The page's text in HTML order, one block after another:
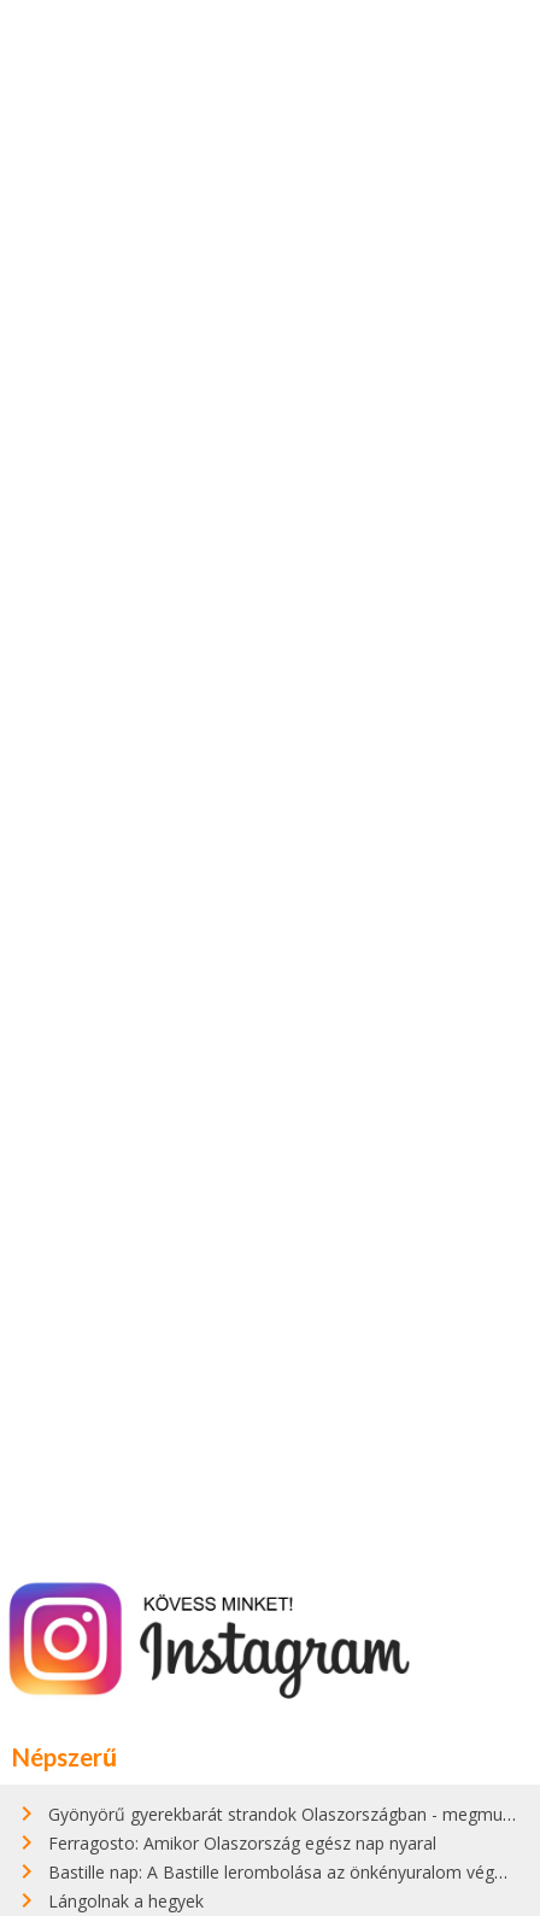
Népszerű
Gyönyörű gyerekbarát strandok Olaszországban - megmutatjuk a 15 legjobbat
Ferragosto: Amikor Olaszország egész nap nyaral
Bastille nap: A Bastille lerombolása az önkényuralom végét jelentette
Lángolnak a hegyek